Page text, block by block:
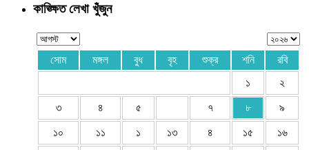
কাঙ্ক্ষিত লেখা খুঁজুন
সোম মঙ্গল বুধ বৃহ শুক্র শনি
রবি
১
২
৩ ৪ ৫ ৭ ৮ ৯
১০ ১১ ১ ১৩ ৪ ১৫ ১৬